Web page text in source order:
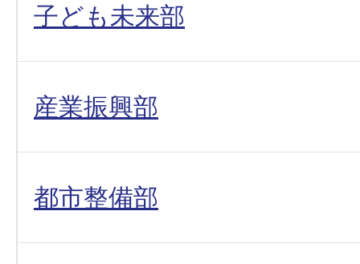
子ども未来部
産業振興部
都市整備部